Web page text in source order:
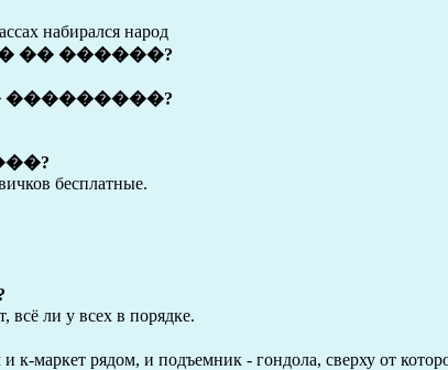
набирался народ
�� ������?
бесплатные.
всё ли у всех в порядке.
к-маркет рядом, и подъемник - гондола, сверху от